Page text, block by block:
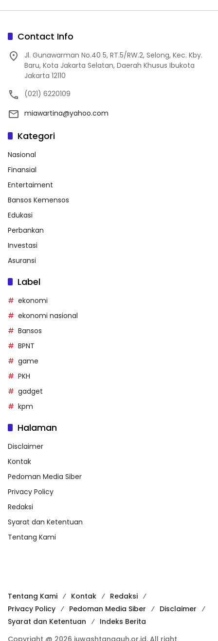
Contact Info
Jl. Gunawarman No.40 5, RT.5/RW.2, Selong, Kec. Kby.
Baru, Kota Jakarta Selatan, Daerah Khusus Ibukota
Jakarta 12110
(021) 6220109
miawartina@yahoo.com
Kategori
Nasional
Finansial
Entertaiment
Bansos Kemensos
Edukasi
Perbankan
Investasi
Asuransi
Label
ekonomi
ekonomi nasional
Bansos
BPNT
game
PKH
gadget
kpm
Halaman
Disclaimer
Kontak
Pedoman Media Siber
Privacy Policy
Redaksi
Syarat dan Ketentuan
Tentang Kami
Tentang Kami Kontak
Redaksi
Privacy Policy
Pedoman Media Siber
Disclaimer
Syarat dan Ketentuan
Indeks Berita
Copyright @ 2026 iuwashtangguh.or.id. All right